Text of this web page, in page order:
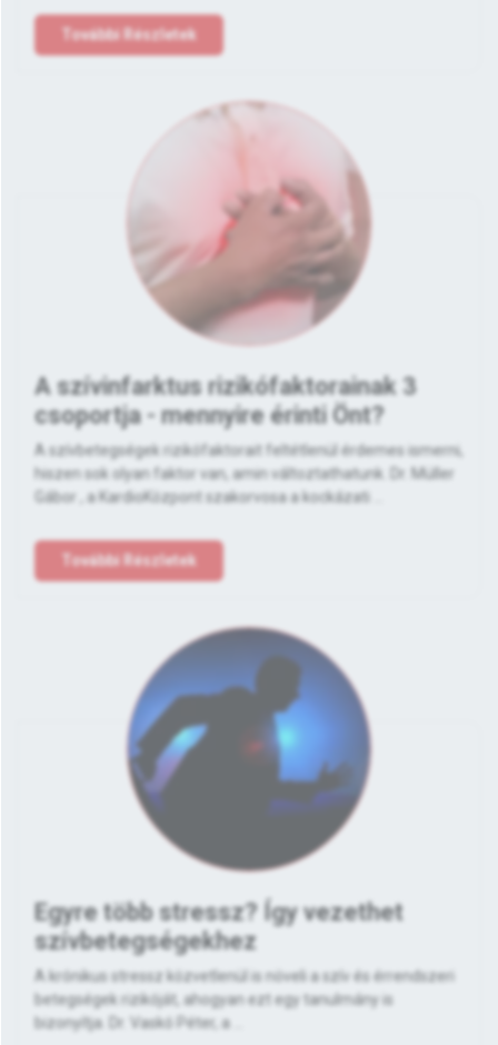
További Részletek
A szívinfarktus rizikófaktorainak 3
csoportja - mennyire érinti Önt?
A szívbetegségek rizikófaktorait feltétlenül érdemes ismerni,
hiszen sok olyan faktor van, amin változtathatunk. Dr. Müller
Gábor , a KardioKözpont szakorvosa a kockázati ...
További Részletek
Egyre több stressz? Így vezethet
szívbetegségekhez
A krónikus stressz közvetlenül is növeli a szív és érrendszeri
betegségek rizikóját, ahogyan ezt egy tanulmány is
bizonyítja. Dr. Vaskó Péter, a ...